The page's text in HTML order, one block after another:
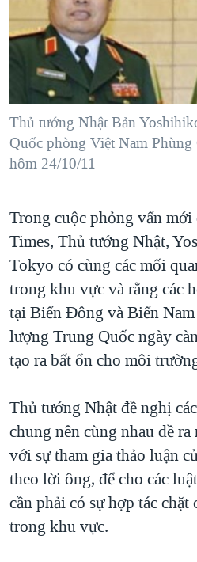
"Tìm"NGƯỜI VIỆT HẢI NGOẠI
ĐỜI SỐNG
KINH TẾ
KHOA HỌC
SỨC KHOẺ
VĂN HOÁ
GIÁO DỤC
HÀNH TRÌNH BẦU CỬ 2024
MỘT NĂM CHIẾN TRANH TẠI
GIẢI MÃ VÀNH ĐAI & CON
NGÀY TỊ NẠN THẾ GIỚI
TRỊNH VĨNH BÌNH - NGƯỜI HẠ
THƯỢNG ĐỈNH TRUMP-KIM
TRỊNH VĨNH BÌNH VS. CHÍNH
NGƯ DÂN VIỆT VÀ LÀN SÓNG
BÊN KIA QUỐC LỘ: TIẾNG
VIDEO
NGHE
MẠNG XÃ HỘI
Ngôn ngữ khác
Thủ tướng Nhật Bản
Quốc phòng Việt Nam
hôm 24/10/11
Trong cuộc phỏng vấn
Times, Thủ tướng Nhật,
Tokyo có cùng các mối
trong khu vực và rằng các
tại Biển Đông và Biển
lượng Trung Quốc ngày
tạo ra bất ổn cho môi
Thủ tướng Nhật đề nghị
chung nên cùng nhau đề
với sự tham gia thảo luận
theo lời ông, để cho các
cần phải có sự hợp tác chặt
trong khu vực.